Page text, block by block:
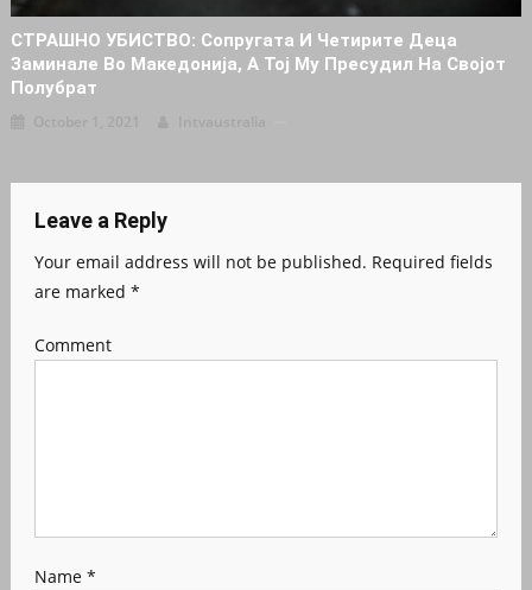
СТРАШНО УБИСТВО: Сопругата И Четирите Деца
Заминале Во Македонија, А Тој Му Пресудил На Својот
Полубрат
Leave a Reply
Your email address will not be published. Required fields
are marked *
Comment
Name *